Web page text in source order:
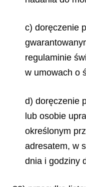
c) doręczenie
regulaminie
w umowach o
d) doręczenie
lub osobie
określonym
adresatem, w
dnia i godziny